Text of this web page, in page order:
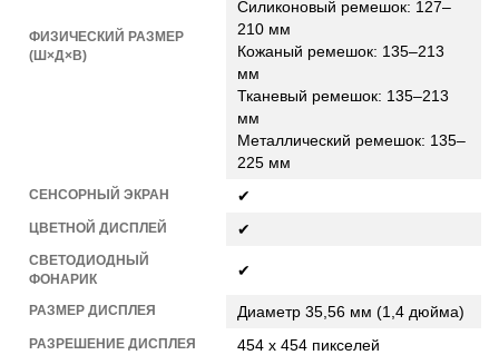
ФИЗИЧЕСКИЙ РАЗМЕР
(Ш×Д×В)
Силиконовый ремешок: 127–
210 мм
Кожаный ремешок: 135–213
мм
Тканевый ремешок: 135–213
мм
Металлический ремешок: 135–
225 мм
СЕНСОРНЫЙ ЭКРАН ✔
ЦВЕТНОЙ ДИСПЛЕЙ ✔
СВЕТОДИОДНЫЙ
ФОНАРИК
✔
РАЗМЕР ДИСПЛЕЯ Диаметр 35,56 мм (1,4 дюйма)
РАЗРЕШЕНИЕ ДИСПЛЕЯ 454 х 454 пикселей